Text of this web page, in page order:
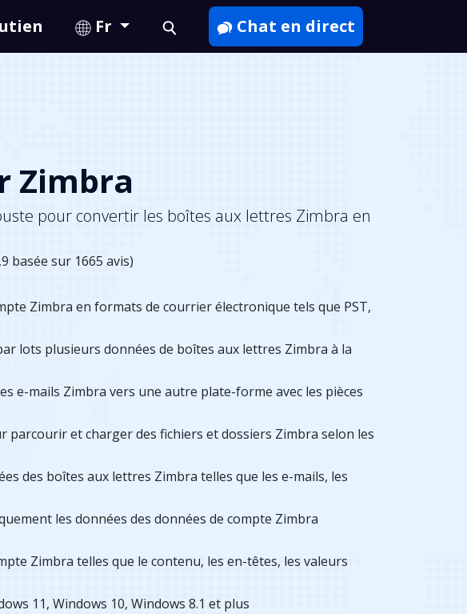
Fr Chat en direct
Zimbra
pour convertir les boîtes aux lettres Zimbra en
basée sur 1665 avis)
Zimbra en formats de courrier électronique tels que PST,
lots plusieurs données de boîtes aux lettres Zimbra à la
e-mails Zimbra vers une autre plate-forme avec les pièces
parcourir et charger des fichiers et dossiers Zimbra selon les
des boîtes aux lettres Zimbra telles que les e-mails, les
les données des données de compte Zimbra
Zimbra telles que le contenu, les en-têtes, les valeurs
11, Windows 10, Windows 8.1 et plus